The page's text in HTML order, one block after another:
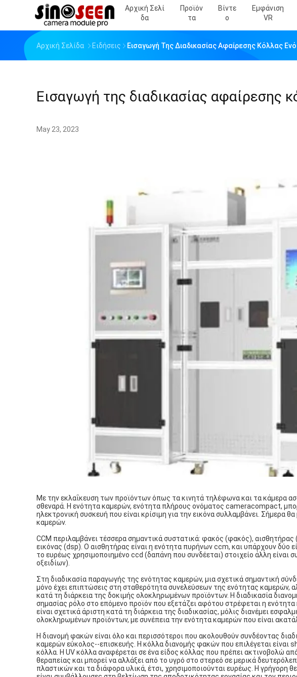
Αρχική Σελί
Δα
Προϊόν
Τα
Βίντε
Ο
Εμφάνιση
VR
Αρχική Σελίδα Ειδήσεις Εισαγωγή Της Διαδικασίας Αφαίρεσης Κόλλας
Εισαγωγή της διαδικασίας αφαίρεσης
May 23, 2023
Με την εκλαΐκευση των προϊόντων όπως τα κινητά τηλέφωνα και τα κάμερα
σθεναρά. Η ενότητα καμερών, ενότητα πλήρους ονόματος cameracompact,
ηλεκτρονική συσκευή που είναι κρίσιμη για την εικόνα συλλαμβάνει. Σήμερα
καμερών.
CCM περιλαμβάνει τέσσερα σημαντικά συστατικά: φακός (φακός),
εικόνας (dsp). Ο αισθητήρας είναι η ενότητα πυρήνων ccm, και υπάρχουν δύο
το ευρέως χρησιμοποιημένο ccd (δαπάνη που συνδέεται) στοιχείο άλλη
οξειδίων).
Στη διαδικασία παραγωγής της ενότητας καμερών, μια σχετικά σημαντική
μόνο έχει επιπτώσεις στη σταθερότητα συνελεύσεων της ενότητας
κατά τη διάρκεια της δοκιμής ολοκληρωμένων προϊόντων. Η διαδικασία
σημασίας ρόλο στο επόμενο προϊόν που εξετάζει αφότου στρέφεται η
είναι σχετικά άριστη κατά τη διάρκεια της διαδικασίας, μόλις διανέμει
ολοκληρωμένων προϊόντων, με συνέπεια την ενότητα καμερών που είναι
Η διανομή φακών είναι όλο και περισσότεροι που ακολουθούν συνδέοντας
καμερών εύκολος--επισκευής. Η κόλλα διανομής φακών που επιλέγεται
κόλλα. Η UV κόλλα αναφέρεται σε ένα είδος κόλλας που πρέπει ακτινοβολώ
θεραπείας και μπορεί να αλλάξει από το υγρό στο στερεό σε μερικά
πλαστικών και τα διάφορα υλικά, έτσι, χρησιμοποιούνται ευρέως. Η γρήγορη